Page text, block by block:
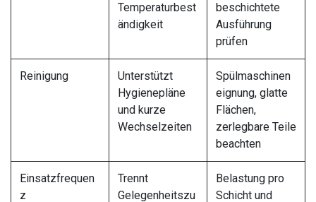
Temperaturbest
ändigkeit
beschichtete
Ausführung
prüfen
Reinigung
Unterstützt
Hygienepläne
und kurze
Wechselzeiten
Spülmaschinen
eignung, glatte
Flächen,
zerlegbare Teile
beachten
Einsatzfrequen
z
Trennt
Gelegenheitszu
Belastung pro
Schicht und